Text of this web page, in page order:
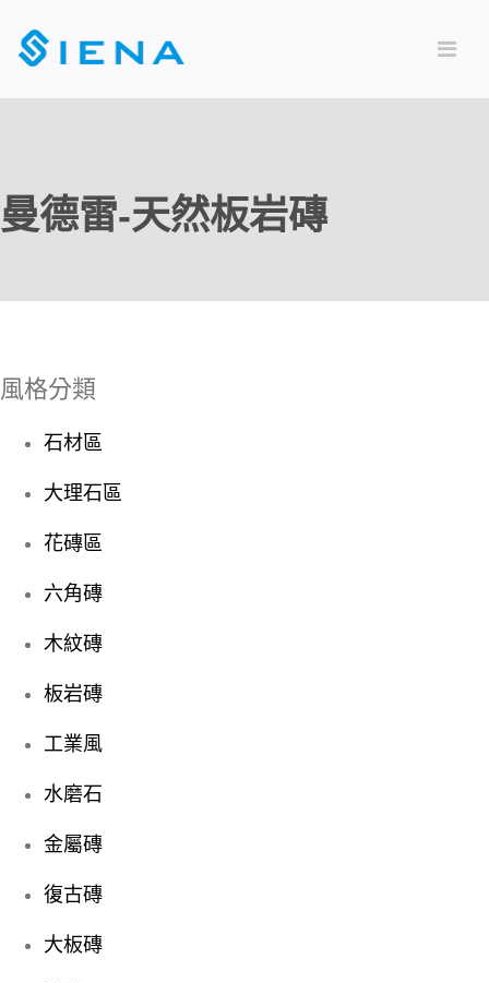
曼德雷-天然板岩磚
風格分類
石材區
大理石區
花磚區
六角磚
木紋磚
板岩磚
工業風
水磨石
金屬磚
復古磚
大板磚